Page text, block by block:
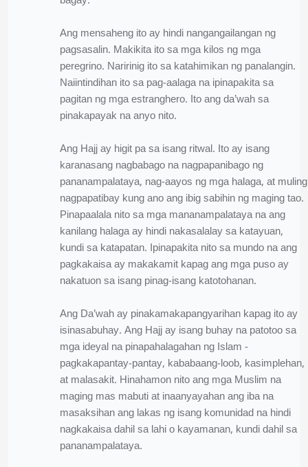
Ang mensaheng ito ay hindi nangangailangan ng
pagsasalin. Makikita ito sa mga kilos ng mga
peregrino. Naririnig ito sa katahimikan ng panalangin.
Naiintindihan ito sa pag-aalaga na ipinapakita sa
pagitan ng mga estranghero. Ito ang da’wah sa
pinakapayak na anyo nito.
Ang Hajj ay higit pa sa isang ritwal. Ito ay isang
karanasang nagbabago na nagpapanibago ng
pananampalataya, nag-aayos ng mga halaga, at muling
nagpapatibay kung ano ang ibig sabihin ng maging tao.
Pinapaalala nito sa mga mananampalataya na ang
kanilang halaga ay hindi nakasalalay sa katayuan,
kundi sa katapatan. Ipinapakita nito sa mundo na ang
pagkakaisa ay makakamit kapag ang mga puso ay
nakatuon sa isang pinag-isang katotohanan.
Ang Da’wah ay pinakamakapangyarihan kapag ito ay
isinasabuhay. Ang Hajj ay isang buhay na patotoo sa
mga ideyal na pinapahalagahan ng Islam -
pagkakapantay-pantay, kababaang-loob, kasimplehan,
at malasakit. Hinahamon nito ang mga Muslim na
maging mas mabuti at inaanyayahan ang iba na
masaksihan ang lakas ng isang komunidad na hindi
nagkakaisa dahil sa lahi o kayamanan, kundi dahil sa
pananampalataya.